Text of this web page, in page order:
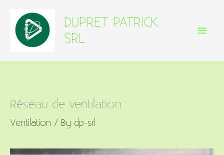
content
DUPRET PATRICK
SRL
Réseau de ventilation
Ventilation / By dp-srl